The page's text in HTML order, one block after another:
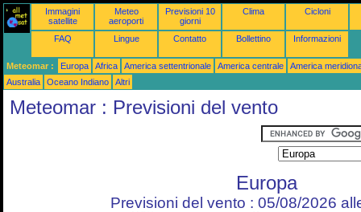
Immagini
satellite
Meteo
aeroporti
Previsioni 10
giorni
Clima Cicloni
FAQ Lingue Contatto Bollettino Informazioni
Meteomar : Europa Africa America settentrionale America centrale
America
Australia
Oceano Indiano Altri
Meteomar : Previsioni del vento
Europa
Previsioni del vento : 05/08/2026